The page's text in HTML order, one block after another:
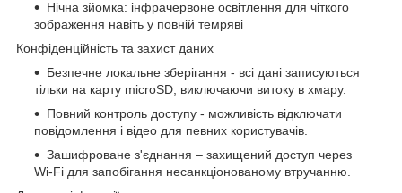
Нічна зйомка: інфрачервоне освітлення для чіткого
зображення навіть у повній темряві
Конфіденційність та захист даних
Безпечне локальне зберігання - всі дані записуються
тільки на карту microSD, виключаючи витоку в хмару.
Повний контроль доступу - можливість відключати
повідомлення і відео для певних користувачів.
Зашифроване з'єднання – захищений доступ через
Wi-Fi для запобігання несанкціонованому втручанню.